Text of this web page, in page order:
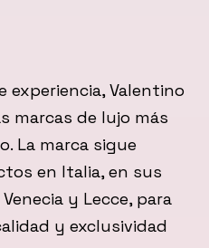
experiencia, Valentino
marcas de lujo más
La marca sigue
en Italia, en sus
y Lecce, para
y exclusividad